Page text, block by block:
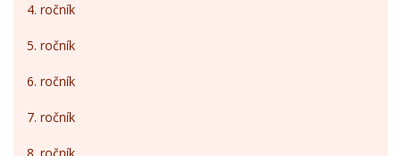
4. ročník
5. ročník
6. ročník
7. ročník